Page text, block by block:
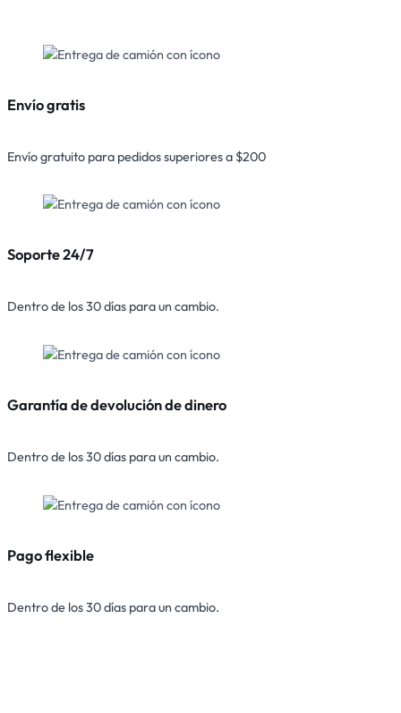
Envío gratis
Envío gratuito para pedidos superiores a $200
Soporte 24/7
Dentro de los 30 días para un cambio.
Garantía de devolución de dinero
Dentro de los 30 días para un cambio.
Pago flexible
Dentro de los 30 días para un cambio.